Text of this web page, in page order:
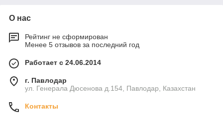
О нас
Рейтинг не сформирован
Менее 5 отзывов за последний год
Работает с 24.06.2014
г. Павлодар
ул. Генерала Дюсенова д.154, Павлодар, Казахстан
Контакты